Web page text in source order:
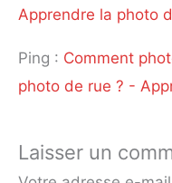
Apprendre la photo
Ping : Comment
photo de rue ? -
Laisser un